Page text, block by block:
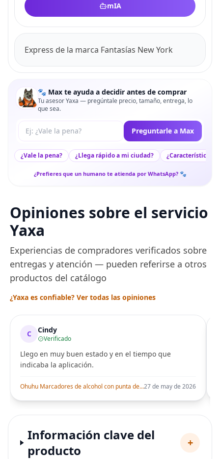
mIA
Express de la marca Fantasías New York
🐾 Max te ayuda a decidir antes de comprar
Tu asesor Yaxa — pregúntale precio, tamaño, entrega, lo
que sea.
Tu pregunta a Max Preguntarle a Max
¿Vale la pena? ¿Llega rápido a mi ciudad? ¿Características
¿Prefieres que un humano te atienda por WhatsApp? 🐾
Opiniones sobre el servicio
Yaxa
Experiencias de compradores verificados sobre
entregas y atención — pueden referirse a otros
productos del catálogo
¿Yaxa es confiable? Ver todas las opiniones
C Cindy
Verificado
Llego en muy buen estado y en el tiempo que
indicaba la aplicación.
Ohuhu Marcadores de alcohol con punta de pincel – Juego de marcadores artísticos de doble punta con certificación AP para artistas adultos27 de may de 2026
Información clave del
producto
+